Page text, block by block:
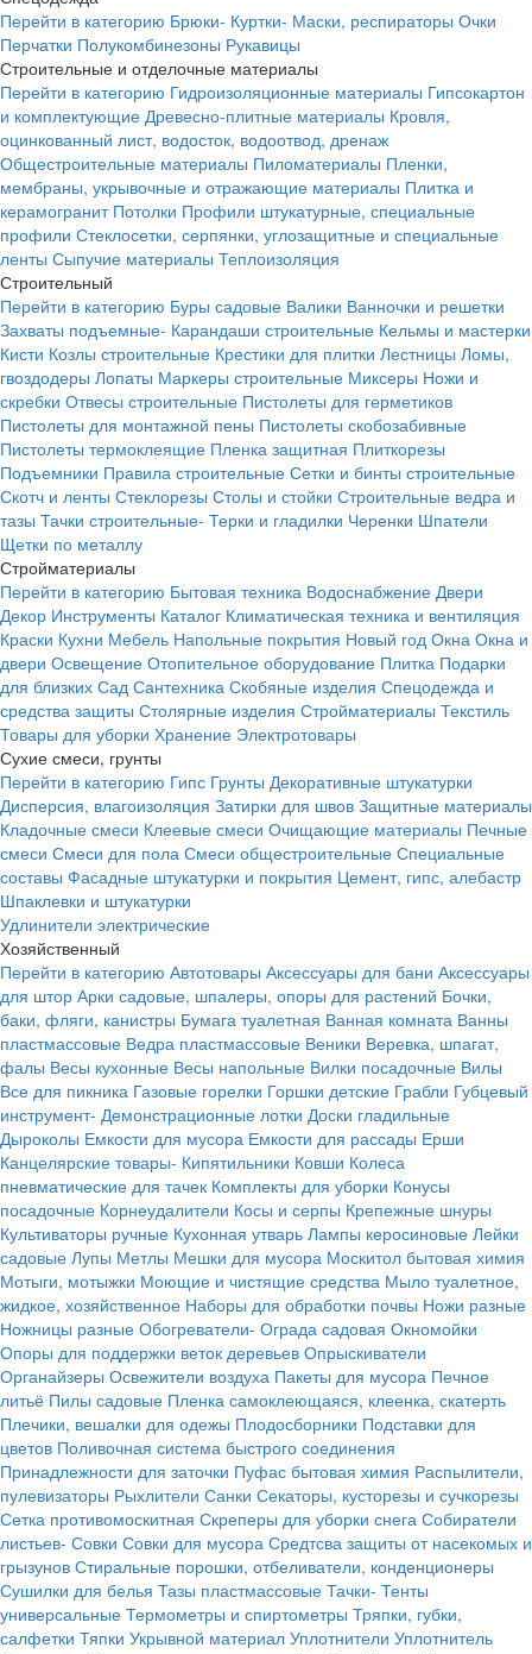
Перейти в категорию Брюки- Куртки- Маски, респираторы Очки
Перчатки Полукомбинезоны Рукавицы
Строительные и отделочные материалы
Перейти в категорию Гидроизоляционные материалы Гипсокартон
и комплектующие Древесно-плитные материалы Кровля,
оцинкованный лист, водосток, водоотвод, дренаж
Общестроительные материалы Пиломатериалы Пленки,
мембраны, укрывочные и отражающие материалы Плитка и
керамогранит Потолки Профили штукатурные, специальные
профили Стеклосетки, серпянки, углозащитные и специальные
ленты Сыпучие материалы Теплоизоляция
Строительный
Перейти в категорию Буры садовые Валики Ванночки и решетки
Захваты подъемные- Карандаши строительные Кельмы и мастерки
Кисти Козлы строительные Крестики для плитки Лестницы Ломы,
гвоздодеры Лопаты Маркеры строительные Миксеры Ножи и
скребки Отвесы строительные Пистолеты для герметиков
Пистолеты для монтажной пены Пистолеты скобозабивные
Пистолеты термоклеящие Пленка защитная Плиткорезы
Подъемники Правила строительные Сетки и бинты строительные
Скотч и ленты Стеклорезы Столы и стойки Строительные ведра и
тазы Тачки строительные- Терки и гладилки Черенки Шпатели
Щетки по металлу
Стройматериалы
Перейти в категорию Бытовая техника Водоснабжение Двери
Декор Инструменты Каталог Климатическая техника и вентиляция
Краски Кухни Мебель Напольные покрытия Новый год Окна Окна и
двери Освещение Отопительное оборудование Плитка Подарки
для близких Сад Сантехника Скобяные изделия Спецодежда и
средства защиты Столярные изделия Стройматериалы Текстиль
Товары для уборки Хранение Электротовары
Сухие смеси, грунты
Перейти в категорию Гипс Грунты Декоративные штукатурки
Дисперсия, влагоизоляция Затирки для швов Защитные материалы
Кладочные смеси Клеевые смеси Очищающие материалы Печные
смеси Смеси для пола Смеси общестроительные Специальные
составы Фасадные штукатурки и покрытия Цемент, гипс, алебастр
Шпаклевки и штукатурки
Удлинители электрические
Хозяйственный
Перейти в категорию Автотовары Аксессуары для бани Аксессуары
для штор Арки садовые, шпалеры, опоры для растений Бочки,
баки, фляги, канистры Бумага туалетная Ванная комната Ванны
пластмассовые Ведра пластмассовые Веники Веревка, шпагат,
фалы Весы кухонные Весы напольные Вилки посадочные Вилы
Все для пикника Газовые горелки Горшки детские Грабли Губцевый
инструмент- Демонстрационные лотки Доски гладильные
Дыроколы Емкости для мусора Емкости для рассады Ерши
Канцелярские товары- Кипятильники Ковши Колеса
пневматические для тачек Комплекты для уборки Конусы
посадочные Корнеудалители Косы и серпы Крепежные шнуры
Культиваторы ручные Кухонная утварь Лампы керосиновые Лейки
садовые Лупы Метлы Мешки для мусора Москитол бытовая химия
Мотыги, мотыжки Моющие и чистящие средства Мыло туалетное,
жидкое, хозяйственное Наборы для обработки почвы Ножи разные
Ножницы разные Обогреватели- Ограда садовая Окномойки
Опоры для поддержки веток деревьев Опрыскиватели
Органайзеры Освежители воздуха Пакеты для мусора Печное
литьё Пилы садовые Пленка самоклеющаяся, клеенка, скатерть
Плечики, вешалки для одежы Плодосборники Подставки для
цветов Поливочная система быстрого соединения
Принадлежности для заточки Пуфас бытовая химия Распылители,
пулевизаторы Рыхлители Санки Секаторы, кусторезы и сучкорезы
Сетка противомоскитная Скреперы для уборки снега Собиратели
листьев- Совки Совки для мусора Средтсва защиты от насекомых и
грызунов Стиральные порошки, отбеливатели, конденционеры
Сушилки для белья Тазы пластмассовые Тачки- Тенты
универсальные Термометры и спиртометры Тряпки, губки,
салфетки Тяпки Укрывной материал Уплотнители Уплотнитель